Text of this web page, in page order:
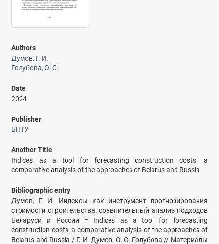
Authors
Думов, Г. И.
Голубова, О. С.
Date
2024
Publisher
БНТУ
Another Title
Indices as a tool for forecasting construction costs: a
comparative analysis of the approaches of Belarus and Russia
Bibliographic entry
Думов, Г. И. Индексы как инструмент прогнозирования
стоимости строительства: сравнительный анализ подходов
Беларуси и России = Indices as a tool for forecasting
construction costs: a comparative analysis of the approaches of
Belarus and Russia / Г. И. Думов, О. С. Голубова // Материалы